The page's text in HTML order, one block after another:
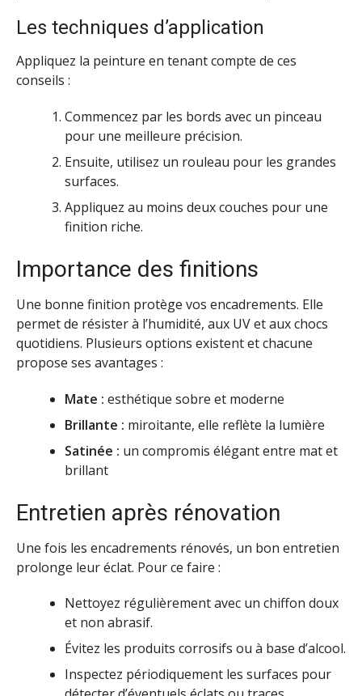
Les techniques d’application
Appliquez la peinture en tenant compte de ces
conseils :
Commencez par les bords avec un pinceau
pour une meilleure précision.
Ensuite, utilisez un rouleau pour les grandes
surfaces.
Appliquez au moins deux couches pour une
finition riche.
Importance des finitions
Une bonne finition protège vos encadrements. Elle
permet de résister à l’humidité, aux UV et aux chocs
quotidiens. Plusieurs options existent et chacune
propose ses avantages :
Mate : esthétique sobre et moderne
Brillante : miroitante, elle reflète la lumière
Satinée : un compromis élégant entre mat et
brillant
Entretien après rénovation
Une fois les encadrements rénovés, un bon entretien
prolonge leur éclat. Pour ce faire :
Nettoyez régulièrement avec un chiffon doux
et non abrasif.
Évitez les produits corrosifs ou à base d’alcool.
Inspectez périodiquement les surfaces pour